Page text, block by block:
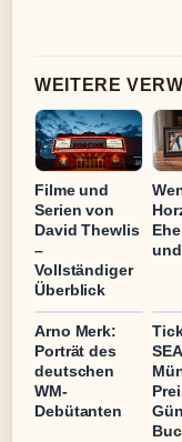
WEITERE
Filme und
Serien von
David Thewlis
–
Vollständiger
Überblick
Arno Merk:
Porträt des
deutschen
WM-
Debütanten